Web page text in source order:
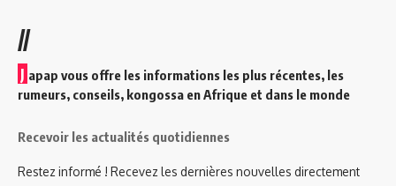
//
J apap vous offre les informations les plus récentes, les
rumeurs, conseils, kongossa en Afrique et dans le monde
Recevoir les actualités quotidiennes
Restez informé ! Recevez les dernières nouvelles directement